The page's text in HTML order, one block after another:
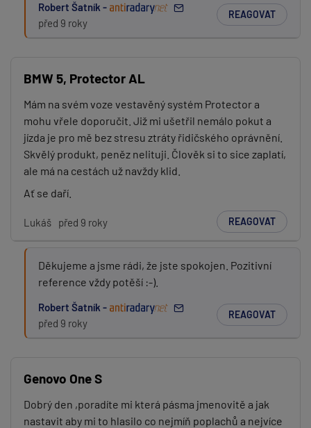
Robert Šatník -
před 9 roky
REAGOVAT
BMW 5, Protector AL
Mám na svém voze vestavěný systém Protector a
mohu vřele doporučit. Již mi ušetřil nemálo pokut a
jízda je pro mě bez stresu ztráty řidičského oprávnění.
Skvělý produkt, peněz nelituji. Člověk si to sice zaplatí,
ale má na cestách už navždy klid.
Ať se daří.
Lukáš před 9 roky REAGOVAT
Děkujeme a jsme rádi, že jste spokojen. Pozitivní
reference vždy potěší :-).
Robert Šatník -
před 9 roky
REAGOVAT
Genovo One S
Dobrý den ,poradíte mi která pásma jmenovitě a jak
nastavit aby mi to hlasilo co nejmíň poplachů a nejvíce